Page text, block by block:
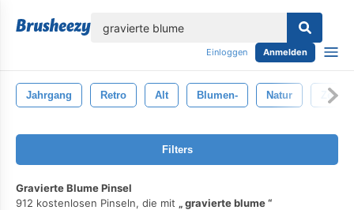
Einloggen Anmelden
Jahrgang Retro Alt Blumen- Natur
Filters
Gravierte Blume Pinsel
912 kostenlosen Pinseln, die mit
gravierte blume